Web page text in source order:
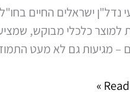
נדל"ן ישראלים החיים
למוצר כלכלי מבוקש,
– מגיעות גם לא מעט
Read